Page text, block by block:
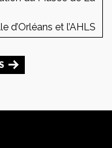
d’Orléans et l’AHLS